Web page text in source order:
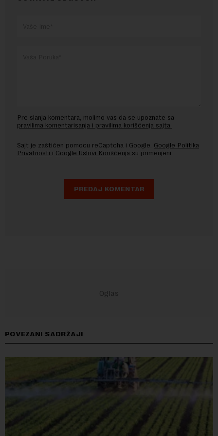
Pre slanja komentara, molimo vas da se upoznate sa
pravilima komentarisanja i pravilima korišćenja sajta.
Sajt je zaštićen pomocu reCaptcha i Google. Google Politika
Privatnosti i Google Uslovi Korišćenja su primenjeni.
POVEZANI SADRŽAJI